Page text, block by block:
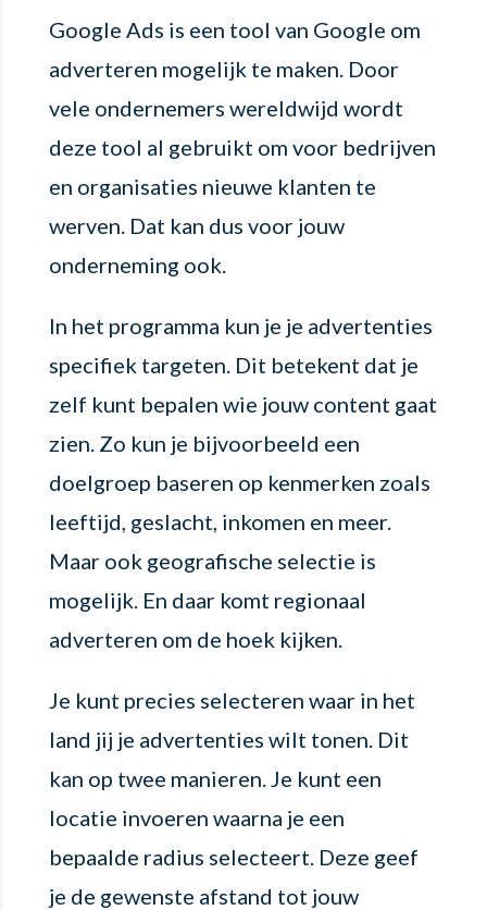
Google Ads is een tool van Google om
adverteren mogelijk te maken. Door
vele ondernemers wereldwijd wordt
deze tool al gebruikt om voor bedrijven
en organisaties nieuwe klanten te
werven. Dat kan dus voor jouw
onderneming ook.
In het programma kun je je advertenties
specifiek targeten. Dit betekent dat je
zelf kunt bepalen wie jouw content gaat
zien. Zo kun je bijvoorbeeld een
doelgroep baseren op kenmerken zoals
leeftijd, geslacht, inkomen en meer.
Maar ook geografische selectie is
mogelijk. En daar komt regionaal
adverteren om de hoek kijken.
Je kunt precies selecteren waar in het
land jij je advertenties wilt tonen. Dit
kan op twee manieren. Je kunt een
locatie invoeren waarna je een
bepaalde radius selecteert. Deze geef
je de gewenste afstand tot jouw